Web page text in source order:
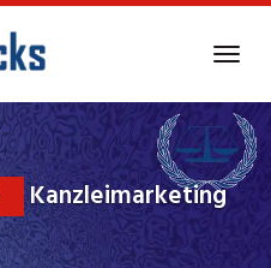
Kanzleimarketing